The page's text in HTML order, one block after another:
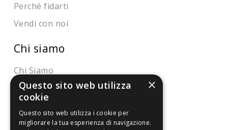
Perché fidarti
Vendi con noi
Chi siamo
Chi Siamo
Sostegno e riconoscimenti
Servizio clienti
×
Questo sito web utilizza
cookie
Questo sito web utilizza i cookie per
migliorare la tua esperienza di navigazione.